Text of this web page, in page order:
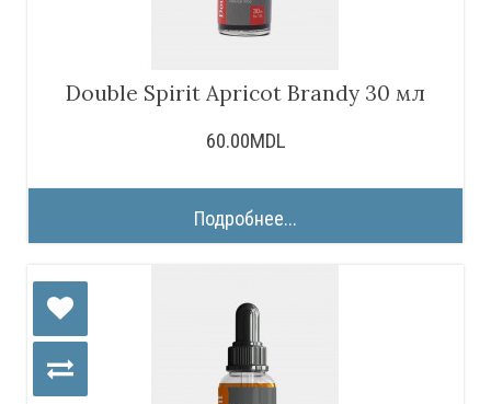
Double Spirit Apricot Brandy 30 мл
60.00MDL
Подробнее...